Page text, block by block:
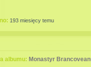
193 miesięcy temu
albumu: Monastyr